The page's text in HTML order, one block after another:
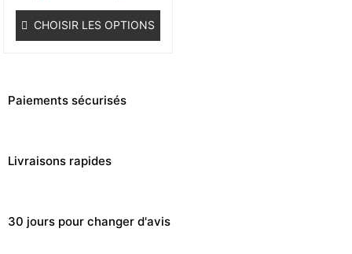
CHOISIR LES OPTIONS
Paiements sécurisés
Livraisons rapides
30 jours pour changer d'avis